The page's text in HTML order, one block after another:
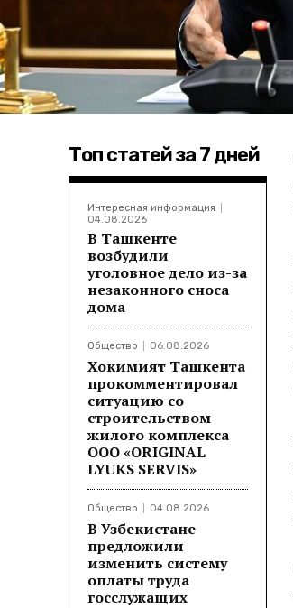
Топ статей за 7 дней
Интересная информация
04.08.2026
В Ташкенте
возбудили
уголовное дело из-за
незаконного сноса
дома
Общество 06.08.2026
Хокимият Ташкента
прокомментировал
ситуацию со
строительством
жилого комплекса
ООО «ORIGINAL
LYUKS SERVIS»
Общество 04.08.2026
В Узбекистане
предложили
изменить систему
оплаты труда
госслужащих